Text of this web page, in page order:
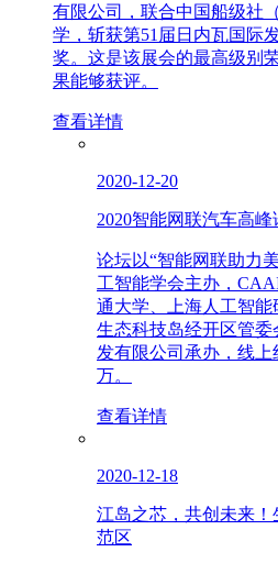
有限公司，联合中国船级社
学，斩获第51届日内瓦国际
奖。这是该展会的最高级别
果能够获评。
查看详情
2020-12-20
2020智能网联汽车高
论坛以“智能网联助力
工智能学会主办，
通大学、上海人工智
生态科技岛经开区管
发有限公司承办，线
万。
查看详情
2020-12-18
江岛之芯，共创未来
范区